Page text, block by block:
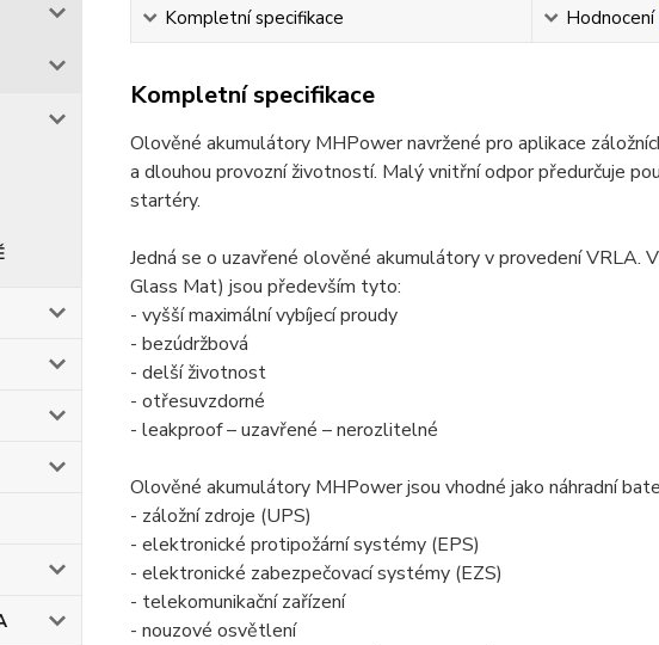
Kompletní specifikace Hodnocení
Kompletní specifikace
Olověné akumulátory MHPower navržené pro aplikace
a dlouhou provozní životností. Malý vnitřní odpor předurčuje
startéry.
Jedná se o uzavřené olověné akumulátory v provedení
Glass Mat) jsou především tyto:
- vyšší maximální vybíjecí proudy
- bezúdržbová
- delší životnost
- otřesuvzdorné
- leakproof – uzavřené – nerozlitelné
Olověné akumulátory MHPower jsou vhodné jako náhradní
- záložní zdroje (UPS)
- elektronické protipožární systémy (EPS)
- elektronické zabezpečovací systémy (EZS)
- telekomunikační zařízení
- nouzové osvětlení